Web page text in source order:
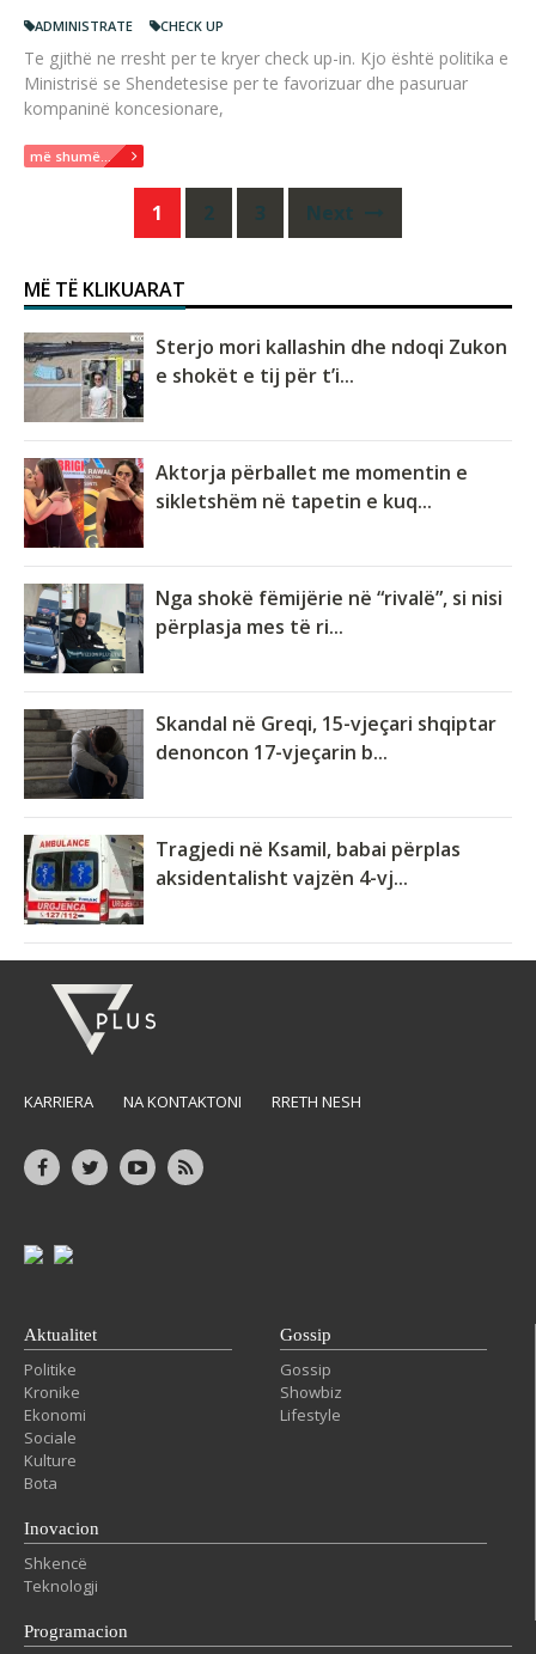
ADMINISTRATE CHECK UP
Te gjithë ne rresht per te kryer check up-in. Kjo është politika e
Ministrisë se Shendetesise per te favorizuar dhe pasuruar
kompaninë koncesionare,
më shumë...
navigation
1 2 3 Next
MË TË KLIKUARAT
Sterjo mori kallashin dhe ndoqi Zukon
e shokët e tij për t’i...
Aktorja përballet me momentin e
sikletshëm në tapetin e kuq...
Nga shokë fëmijërie në “rivalë”, si nisi
përplasja mes të ri...
Skandal në Greqi, 15-vjeçari shqiptar
denoncon 17-vjeçarin b...
Tragjedi në Ksamil, babai përplas
aksidentalisht vajzën 4-vj...
KARRIERA NA KONTAKTONI RRETH NESH
Aktualitet
Politike
Kronike
Ekonomi
Sociale
Kulture
Bota
Gossip
Gossip
Showbiz
Lifestyle
Inovacion
Shkencë
Teknologji
Programacion